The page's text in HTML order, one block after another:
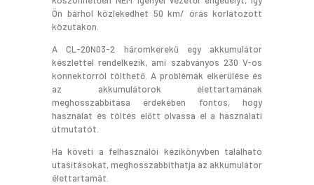
Ön bárhol közlekedhet 50 km/ órás korlátozott
közutakon.
A CL-20N03-2 háromkerekű egy akkumulátor
készlettel rendelkezik, ami szabványos 230 V-os
konnektorról tölthető. A problémák elkerülése és
az akkumulátorok élettartamának
meghosszabbítása érdekében fontos, hogy
használat és töltés előtt olvassa el a használati
útmutatót.
Ha követi a felhasználói kézikönyvben található
utasításokat, meghosszabbíthatja az akkumulátor
élettartamát.